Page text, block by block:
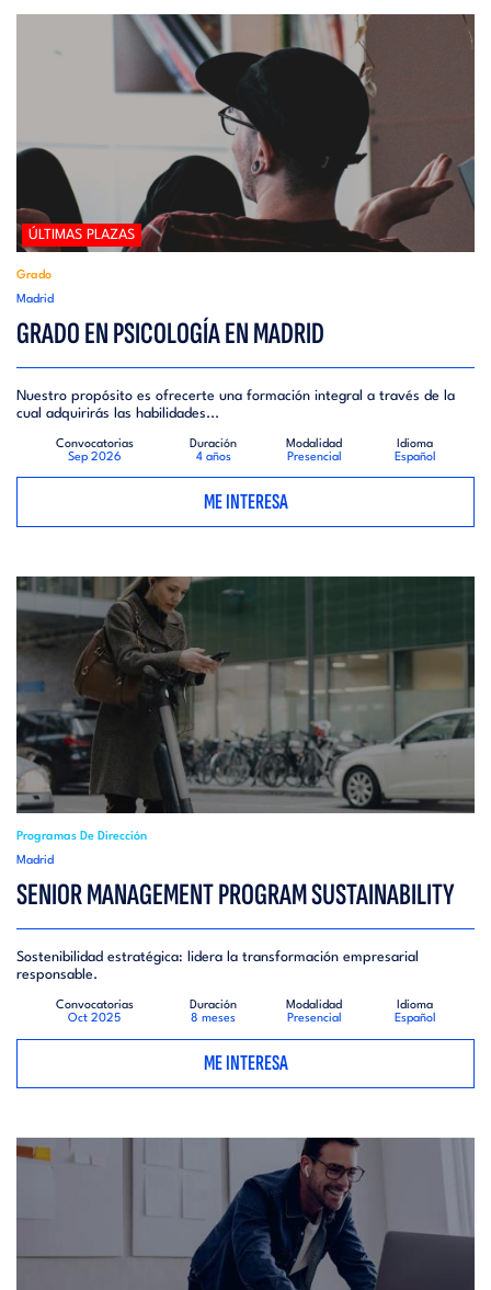
ÚLTIMAS PLAZAS
Grado
Madrid
GRADO EN PSICOLOGÍA EN MADRID
Nuestro propósito es ofrecerte una formación integral a través de la
cual adquirirás las habilidades...
Convocatorias
Sep 2026
Duración
4 años
Modalidad
Presencial
Idioma
Español
ME INTERESA
Programas De Dirección
Madrid
SENIOR MANAGEMENT PROGRAM SUSTAINABILITY
Sostenibilidad estratégica: lidera la transformación empresarial
responsable.
Convocatorias
Oct 2025
Duración
8 meses
Modalidad
Presencial
Idioma
Español
ME INTERESA